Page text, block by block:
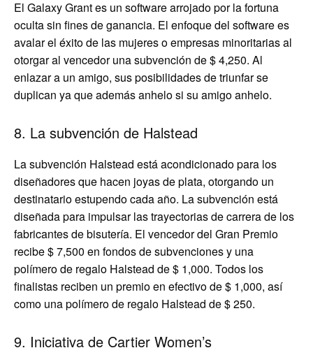
El Galaxy Grant es un software arrojado por la fortuna
oculta sin fines de ganancia. El enfoque del software es
avalar el éxito de las mujeres o empresas minoritarias al
otorgar al vencedor una subvención de $ 4,250. Al
enlazar a un amigo, sus posibilidades de triunfar se
duplican ya que además anhelo si su amigo anhelo.
8. La subvención de Halstead
La subvención Halstead está acondicionado para los
diseñadores que hacen joyas de plata, otorgando un
destinatario estupendo cada año. La subvención está
diseñada para impulsar las trayectorias de carrera de los
fabricantes de bisutería. El vencedor del Gran Premio
recibe $ 7,500 en fondos de subvenciones y una
polímero de regalo Halstead de $ 1,000. Todos los
finalistas reciben un premio en efectivo de $ 1,000, así
como una polímero de regalo Halstead de $ 250.
9. Iniciativa de Cartier Women’s